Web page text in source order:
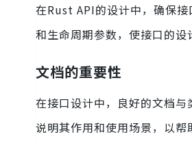
在Rust API的设计中，确保
和生命周期参数，使接口的设
文档的重要性
在接口设计中，良好的文档与
说明其作用和使用场景，以帮